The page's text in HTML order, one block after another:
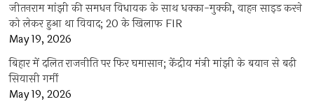
जीतनराम मांझी की समधन विधायक के साथ धक्का-मुक्की, वाहन साइड करने
को लेकर हुआ था विवाद; 20 के खिलाफ FIR
May 19, 2026
बिहार में दलित राजनीति पर फिर घमासान; केंद्रीय मंत्री मांझी के बयान से बढ़ी
सियासी गर्मी
May 19, 2026